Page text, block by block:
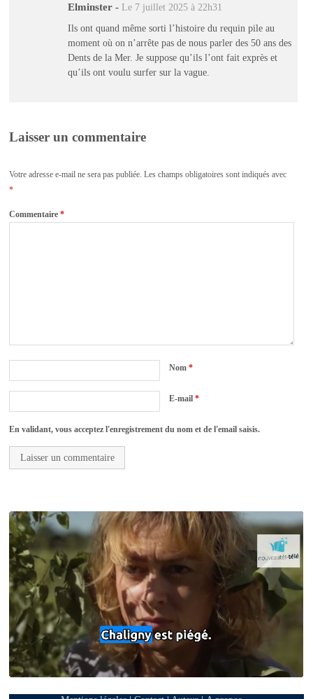
Elminster - Le 7 juillet 2025 à 22h31
Ils ont quand même sorti l’histoire du requin pile au
moment où on n’arrête pas de nous parler des 50 ans des
Dents de la Mer. Je suppose qu’ils l’ont fait exprès et
qu’ils ont voulu surfer sur la vague.
Laisser un commentaire
Votre adresse e-mail ne sera pas publiée. Les champs obligatoires sont indiqués avec
*
Commentaire*
Nom*
E-mail*
En validant, vous acceptez l'enregistrement du nom et de l'email saisis.